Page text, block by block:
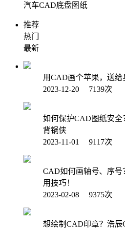
汽车CAD底盘图纸
推荐
热门
最新
用CAD画个苹果，送给
2023-12-20 7139次
如何保护CAD图纸安全
背锅侠
2023-11-01 9117次
CAD如何画轴号、序
用技巧！
2023-02-08 9375次
想绘制CAD印章？浩